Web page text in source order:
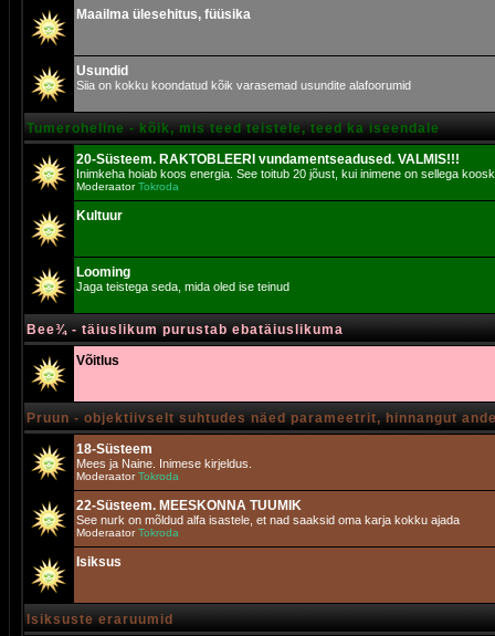
Maailma ülesehitus, füüsika
Usundid
Siia on kokku koondatud kõik varasemad usundite alafoorumid
Tumeroheline - kõik, mis teed teistele, teed ka iseendale
20-Süsteem. RAKTOBLEERI vundamentseadused. VALMIS!!!
Inimkeha hoiab koos energia. See toitub 20 jõust, kui inimene on sellega
ModeraatorTokroda
Kultuur
Looming
Jaga teistega seda, mida oled ise teinud
Bee¾ - täiuslikum purustab ebatäiuslikuma
Võitlus
Pruun - objektiivselt suhtudes näed parameetrit, hinnangut
18-Süsteem
Mees ja Naine. Inimese kirjeldus.
ModeraatorTokroda
22-Süsteem. MEESKONNA TUUMIK
See nurk on mõldud alfa isastele, et nad saaksid oma karja kokku ajada
ModeraatorTokroda
Isiksus
Isiksuste eraruumid